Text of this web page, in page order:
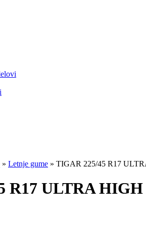
» Letnje gume » TIGAR 225/45 R17
R17 ULTRA